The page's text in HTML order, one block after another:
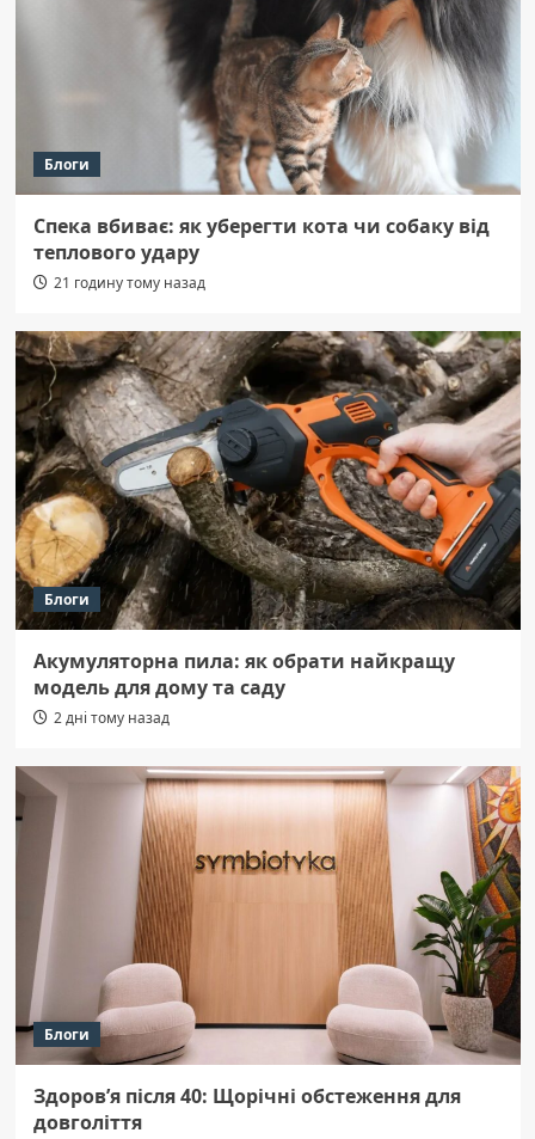
Блоги
Спека вбиває: як уберегти кота чи собаку від
теплового удару
21 годину тому назад
Блоги
Акумуляторна пила: як обрати найкращу
модель для дому та саду
2 дні тому назад
Блоги
Здоров’я після 40: Щорічні обстеження для
довголіття